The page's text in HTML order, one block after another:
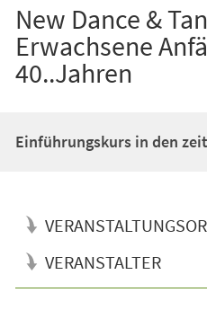
New Dance &
Erwachsene
40..Jahren
Einführungskurs in den
VERANSTALTER